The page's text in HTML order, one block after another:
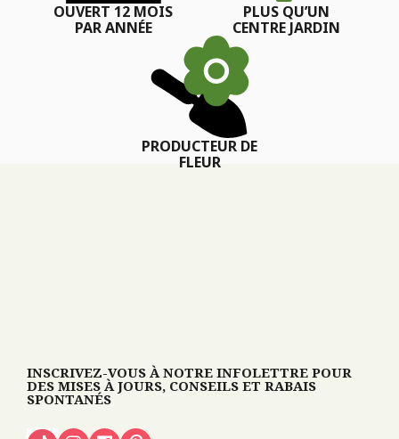
OUVERT 12 MOIS
PAR ANNÉE
PLUS QU’UN
CENTRE JARDIN
PRODUCTEUR DE
FLEUR
INSCRIVEZ-VOUS À NOTRE INFOLETTRE POUR
DES MISES À JOURS, CONSEILS ET RABAIS
SPONTANÉS